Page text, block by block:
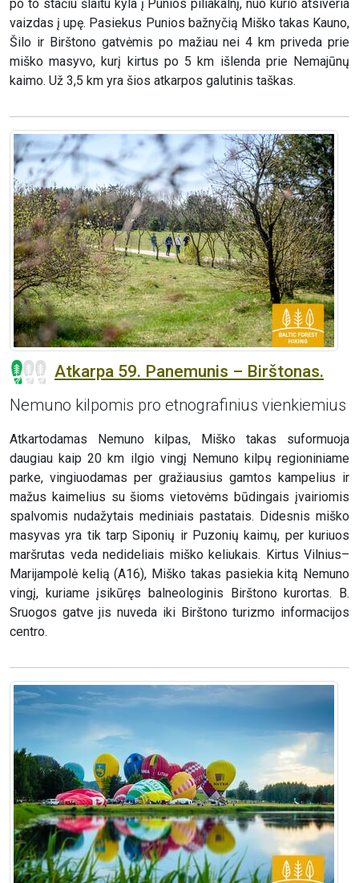
po to stačiu šlaitu kyla į Punios piliakalnį, nuo kurio atsiveria
vaizdas į upę. Pasiekus Punios bažnyčią Miško takas Kauno,
Šilo ir Birštono gatvėmis po mažiau nei 4 km priveda prie
miško masyvo, kurį kirtus po 5 km išlenda prie Nemajūnų
kaimo. Už 3,5 km yra šios atkarpos galutinis taškas.
Atkarpa 59. Panemunis – Birštonas.
Nemuno kilpomis pro etnografinius vienkiemius
Atkartodamas Nemuno kilpas, Miško takas suformuoja
daugiau kaip 20 km ilgio vingį Nemuno kilpų regioniniame
parke, vingiuodamas per gražiausius gamtos kampelius ir
mažus kaimelius su šioms vietovėms būdingais įvairiomis
spalvomis nudažytais mediniais pastatais. Didesnis miško
masyvas yra tik tarp Siponių ir Puzonių kaimų, per kuriuos
maršrutas veda nedideliais miško keliukais. Kirtus Vilnius–
Marijampolė kelią (A16), Miško takas pasiekia kitą Nemuno
vingį, kuriame įsikūręs balneologinis Birštono kurortas. B.
Sruogos gatve jis nuveda iki Birštono turizmo informacijos
centro.